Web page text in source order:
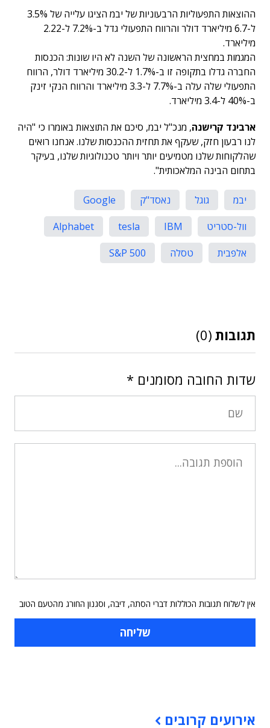
ההוצאות התפעוליות הרבעוניות של יבמ הציגו עלייה של 3.5%
ל-6.7 מיליארד דולר והרווח התפעולי גדל ב-7.2% ל-2.22
מיליארד.
המגמות במחצית הראשונה של השנה לא היו שונות: הכנסות
החברה גדלו בתקופה זו ב-1.7% ל-30.2 מיליארד דולר, הרווח
התפעולי שלה עלה ב-7.7% ל-3.3 מיליארד והרווח הנקי זינק
ב-40% ל-3.4 מיליארד.
ארבינד קרישנה, מנכ"ל יבמ, סיכם את התוצאות באומרו כי "היה
לנו רבעון חזק, שעקף את תחזית ההכנסות שלנו. אנחנו רואים
שהלקוחות שלנו מטמיעים יותר ויותר טכנולוגיות שלנו, בעיקר
בתחום הבינה המלאכותית".
יבמ גוגל נאסד"ק
Google
וול-סטריט
IBM
tesla
Alphabet
אלפבית
טסלה S&P 500
תגובות (0)
שדות החובה מסומנים *
אין לשלוח תגובות הכוללות דברי הסתה, דיבה, וסגנון החורג מהטעם הטוב
אירועים קרובים